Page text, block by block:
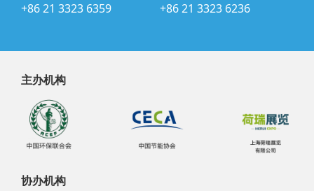
+86 21 3323 6359
+86 21 3323 6236
主办机构
协办机构